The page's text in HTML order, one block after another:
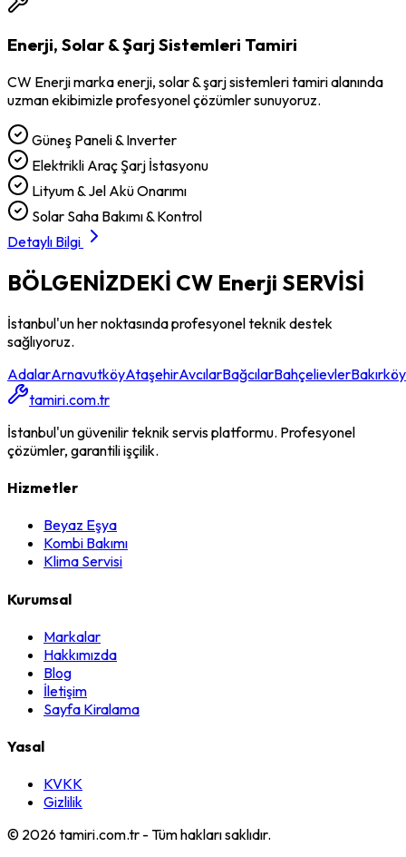
Enerji, Solar & Şarj Sistemleri Tamiri
CW Enerjimarkaenerji, solar & şarj sistemleri tamirialanında
uzman ekibimizle profesyonel çözümler sunuyoruz.
Güneş Paneli & Inverter
Elektrikli Araç Şarj İstasyonu
Lityum & Jel Akü Onarımı
Solar Saha Bakımı & Kontrol
Detaylı Bilgi
BÖLGENİZDEKİ CW Enerji SERVİSİ
İstanbul'un her noktasında profesyonel teknik destek
sağlıyoruz.
AdalarArnavutköyAtaşehirAvcılarBağcılarBahçelievlerBakırköy
tamiri.com.tr
İstanbul'un güvenilir teknik servis platformu. Profesyonel
çözümler, garantili işçilik.
Hizmetler
Beyaz Eşya
Kombi Bakımı
Klima Servisi
Kurumsal
Markalar
Hakkımızda
Blog
İletişim
Sayfa Kiralama
Yasal
KVKK
Gizlilik
© 2026tamiri.com.tr - Tüm hakları saklıdır.